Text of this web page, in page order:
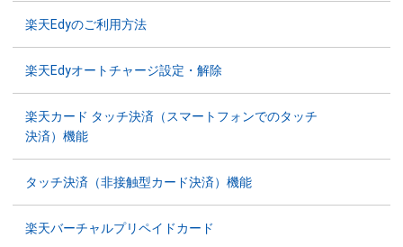
楽天Edyのご利用方法
楽天Edyオートチャージ設定・解除
楽天カード タッチ決済（スマートフォンでのタッチ
決済）機能
タッチ決済（非接触型カード決済）機能
楽天バーチャルプリペイドカード